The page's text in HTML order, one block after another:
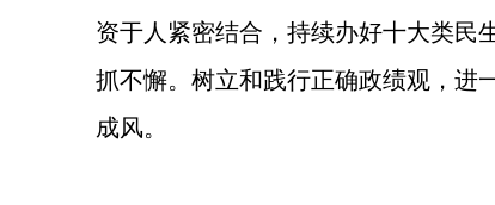
资于人紧密结合，持续办好十大类民
抓不懈。树立和践行正确政绩观，进
成风。